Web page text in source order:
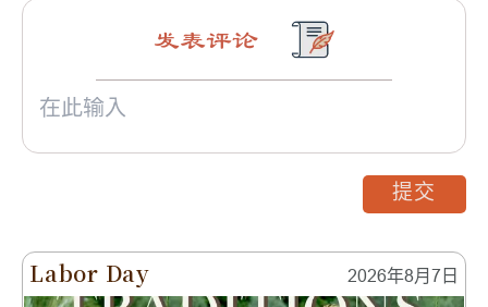
Labor Day 2026年8月7日
发表评论
提交